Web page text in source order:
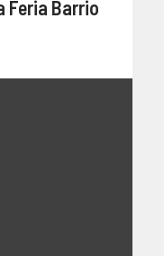
Feria Barrio